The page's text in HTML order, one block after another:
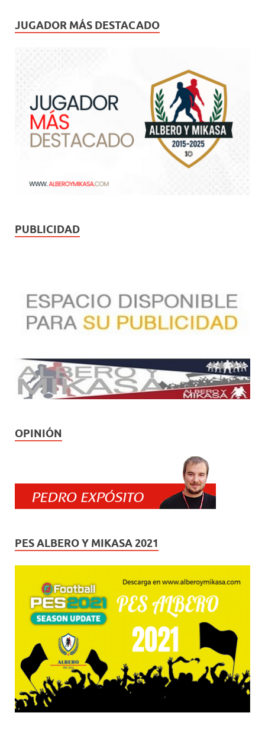
JUGADOR MÁS DESTACADO
PUBLICIDAD
OPINIÓN
PES ALBERO Y MIKASA 2021